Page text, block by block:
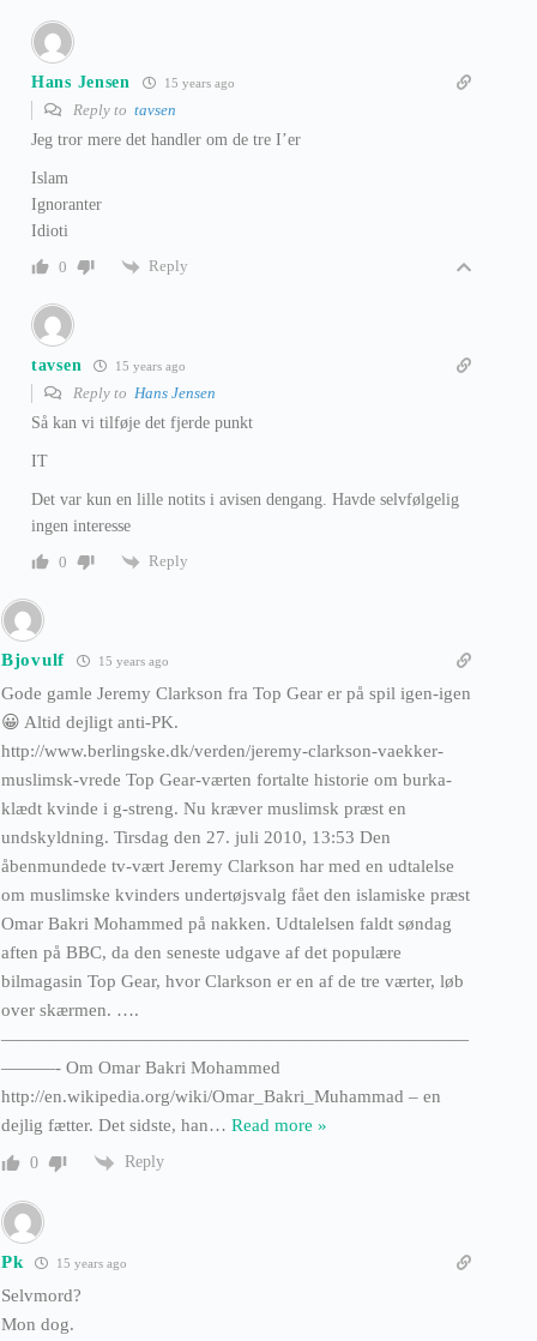
Hans Jensen 15 years ago
Reply to tavsen
Jeg tror mere det handler om de tre I’er
Islam
Ignoranter
Idioti
0
Reply
tavsen 15 years ago
Reply to Hans Jensen
Så kan vi tilføje det fjerde punkt
IT
Det var kun en lille notits i avisen dengang. Havde selvfølgelig
ingen interesse
0
Reply
Bjovulf 15 years ago
Gode gamle Jeremy Clarkson fra Top Gear er på spil igen-igen
😀 Altid dejligt anti-PK.
http://www.berlingske.dk/verden/jeremy-clarkson-vaekker-
muslimsk-vrede Top Gear-værten fortalte historie om burka-
klædt kvinde i g-streng. Nu kræver muslimsk præst en
undskyldning. Tirsdag den 27. juli 2010, 13:53 Den
åbenmundede tv-vært Jeremy Clarkson har med en udtalelse
om muslimske kvinders undertøjsvalg fået den islamiske præst
Omar Bakri Mohammed på nakken. Udtalelsen faldt søndag
aften på BBC, da den seneste udgave af det populære
bilmagasin Top Gear, hvor Clarkson er en af de tre værter, løb
over skærmen. ….
——————————————————————————
———- Om Omar Bakri Mohammed
http://en.wikipedia.org/wiki/Omar_Bakri_Muhammad – en
dejlig fætter. Det sidste, han… Read more »
0 Reply
Pk 15 years ago
Selvmord?
Mon dog.